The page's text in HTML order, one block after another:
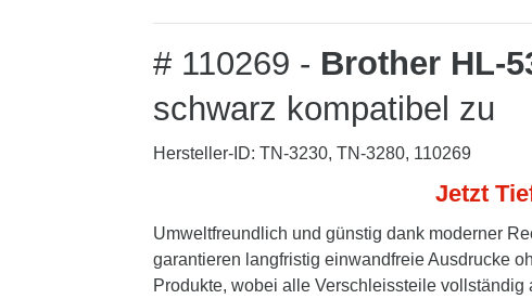
# 110269 - Brother HL-
schwarz kompatibel zu
Hersteller-ID: TN-3230, TN-3280, 110269
Jetzt
Umweltfreundlich und günstig dank moderner
garantieren langfristig einwandfreie Ausdrucke
Produkte, wobei alle Verschleissteile